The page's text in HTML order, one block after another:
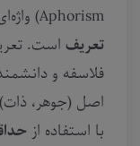
Aphorism) واژه‌ای‌ است در اصل یونانی که معنایش
تعریف است.
فلاسفه و
اصل (جوهر، ذات)
با استفاده از